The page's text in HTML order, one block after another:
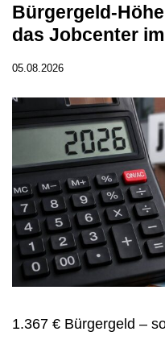
Bürgergeld-
das Jobcenter
05.08.2026
1.367 € Bürgergeld –